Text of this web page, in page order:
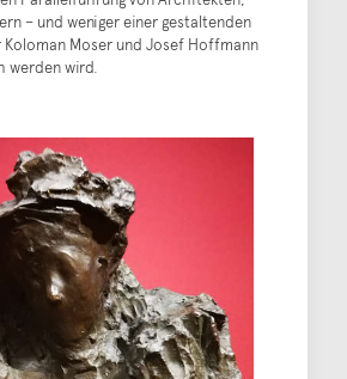
– und weniger einer gestaltenden
Koloman Moser und Josef Hoffmann
werden wird.